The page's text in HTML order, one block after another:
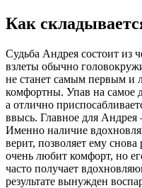
Как
Судьба Андрея состоит из
взлеты обычно
не станет самым первым и
комфортны. Упав на самое
а отлично
ввысь. Главное для
Именно наличие
верит, позволяет ему
очень любит комфорт, но
часто получает
результате вынужден